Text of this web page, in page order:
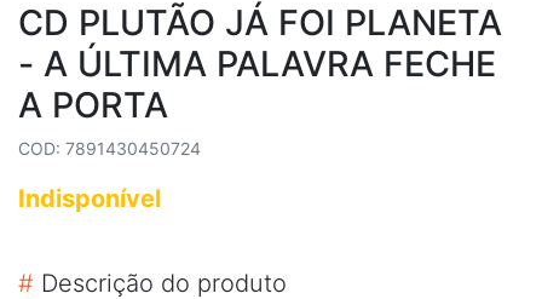
CD PLUTÃO JÁ FOI PLANETA
- A ÚLTIMA PALAVRA FECHE
A PORTA
COD: 7891430450724
Indisponível
# Descrição do produto